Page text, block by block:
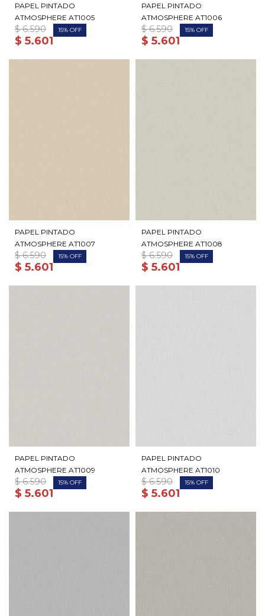
PAPEL PINTADO
ATMOSPHERE AT1005
$ 5.601
$ 6.590 15
PAPEL PINTADO
ATMOSPHERE AT1006
$ 5.601
$ 6.590 15
PAPEL PINTADO
ATMOSPHERE AT1007
$ 5.601
$ 6.590 15
PAPEL PINTADO
ATMOSPHERE AT1008
$ 5.601
$ 6.590 15
PAPEL PINTADO
ATMOSPHERE AT1009
$ 5.601
$ 6.590 15
PAPEL PINTADO
ATMOSPHERE AT1010
$ 5.601
$ 6.590 15